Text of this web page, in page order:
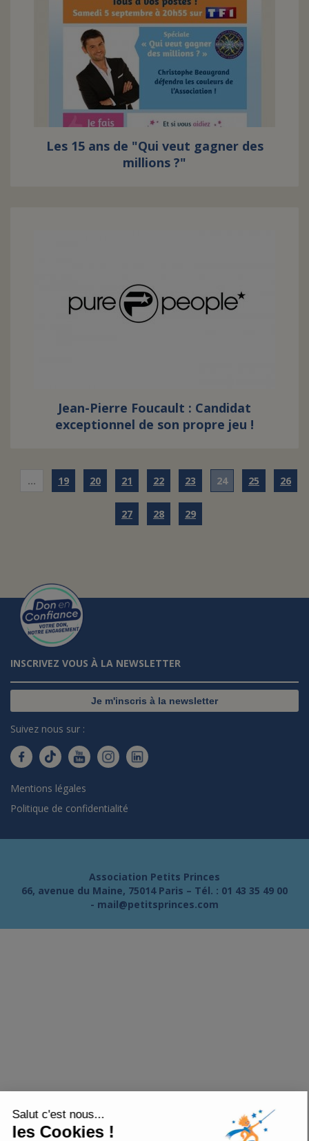
Salut c'est nous...
les Cookies !
Les 15 ans de "Qui veut gagner des
millions ?"
Jean-Pierre Foucault : Candidat
exceptionnel de son propre jeu !
… 19 20 21 22 23 24 25 26
27 28 29
INSCRIVEZ VOUS À LA NEWSLETTER
Je m'inscris à la newsletter
Suivez nous sur :
Mentions légales
Politique de confidentialité
Association Petits Princes
66, avenue du Maine, 75014 Paris – Tél. : 01 43 35 49 00
- mail@petitsprinces.com